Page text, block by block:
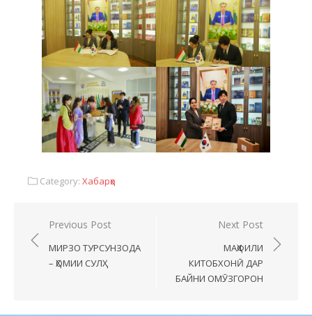
Category: Хабарҳо
Previous Post
МИРЗО ТУРСУНЗОДА
– ҲОМИИ СУЛҲ
Next Post
МАҲФИЛИ
КИТОБХОНӢ ДАР
БАЙНИ ОМӮЗГОРОН